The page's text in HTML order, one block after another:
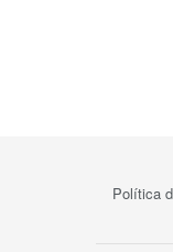
Política